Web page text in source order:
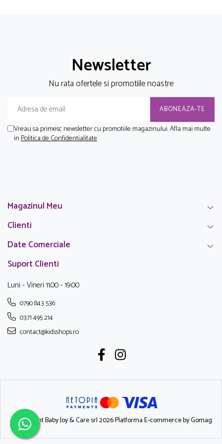
Newsletter
Nu rata ofertele si promotiile noastre
Vreau sa primesc newsletter cu promotiile magazinului. Afla mai multe
inPolitica de Confidentialitate
Magazinul Meu
Clienti
Date Comerciale
Suport Clienti
Luni - Vineri 11.00 - 19.00
0790 843 536
0371 495 214
contact@kidsshops.ro
©Copyright Baby Joy & Care srl 2026Platforma E-commerce by Gomag